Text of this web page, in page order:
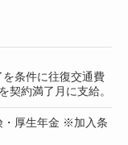
条件に往復交通費
契約満了月に支給。
・厚生年金 ※加入条